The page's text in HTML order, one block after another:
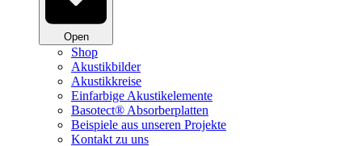
Open
Shop
Akustikbilder
Akustikkreise
Einfarbige Akustikelemente
Basotect® Absorberplatten
Beispiele aus unseren Projekte
Kontakt zu uns